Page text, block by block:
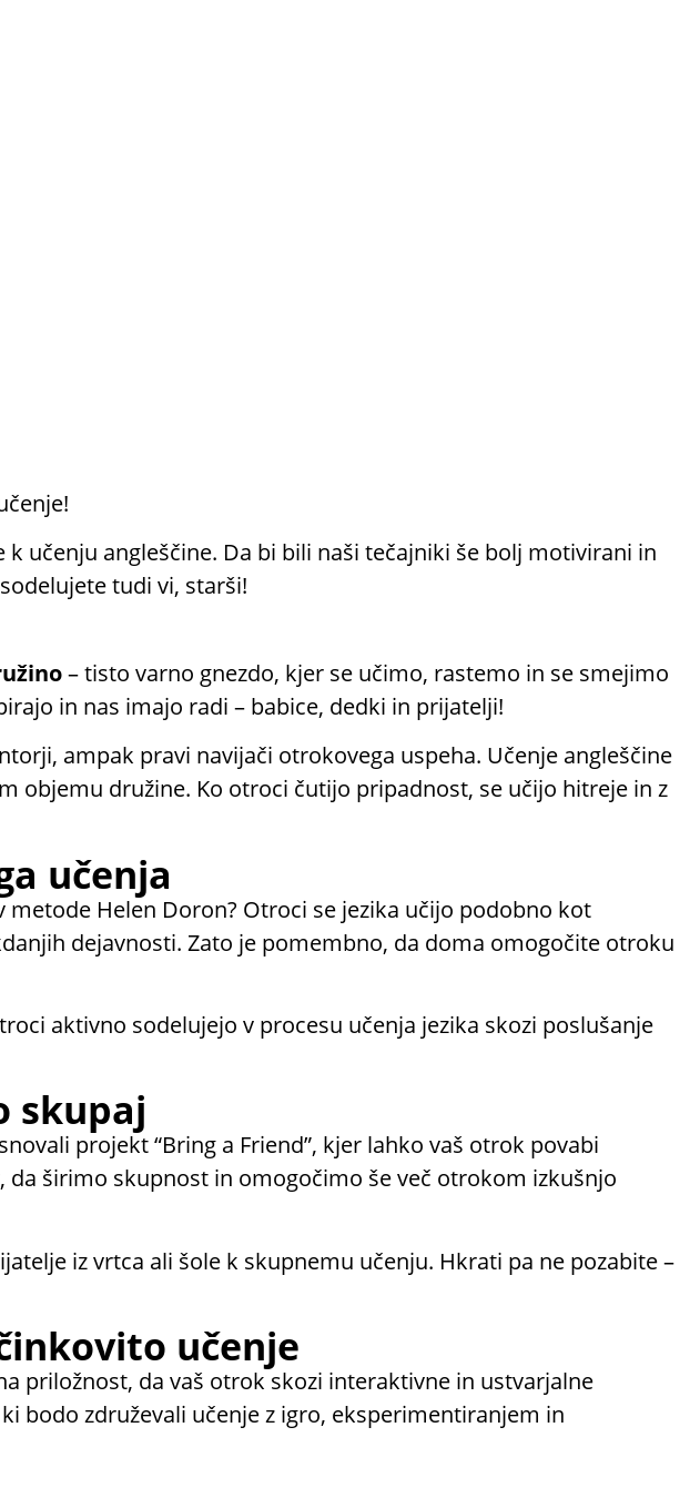
učenju angleščine. Da bi bili naši tečajniki še bolj motivirani in
tudi vi, starši!
– tisto varno gnezdo, kjer se učimo, rastemo in se smejimo
in nas imajo radi – babice, dedki in prijatelji!
ampak pravi navijači otrokovega uspeha. Učenje angleščine
objemu družine. Ko otroci čutijo pripadnost, se učijo hitreje in z
učenja
Helen Doron? Otroci se jezika učijo podobno kot
dejavnosti. Zato je pomembno, da doma omogočite otroku
aktivno sodelujejo v procesu učenja jezika skozi poslušanje
skupaj
projekt “Bring a Friend”, kjer lahko vaš otrok povabi
širimo skupnost in omogočimo še več otrokom izkušnjo
iz vrtca ali šole k skupnemu učenju. Hkrati pa ne pozabite –
učenje
priložnost, da vaš otrok skozi interaktivne in ustvarjalne
bodo združevali učenje z igro, eksperimentiranjem in